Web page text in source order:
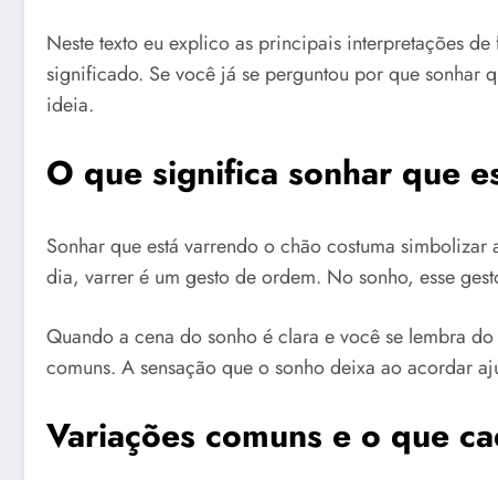
Neste texto eu explico as principais interpretações
significado. Se você já se perguntou por que sonhar
ideia.
O que significa sonhar que
Sonhar que está varrendo o chão costuma
dia, varrer é um gesto de ordem. No sonho, esse
Quando a cena do sonho é clara e você se lembra
comuns. A sensação que o sonho deixa ao acordar
Variações comuns e o que